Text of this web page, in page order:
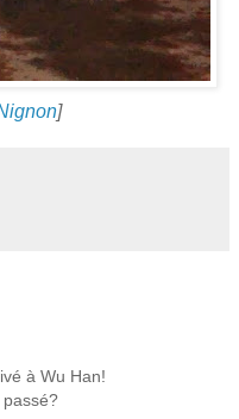
]
à Wu Han!